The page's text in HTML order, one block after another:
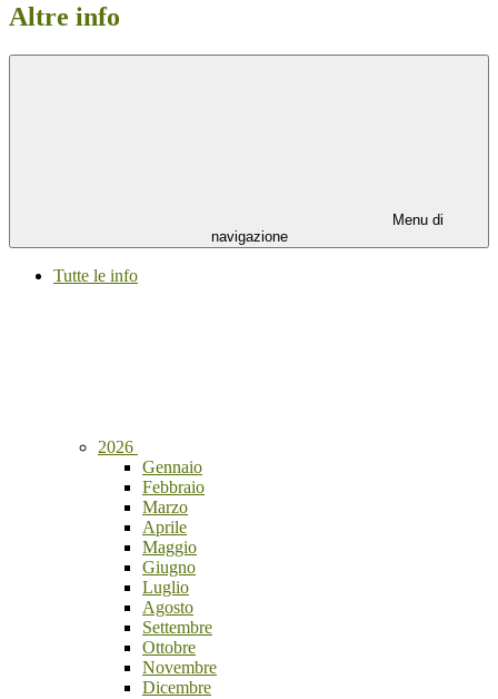
Altre info
Menu di
navigazione
Tutte le info
2026
Gennaio
Febbraio
Marzo
Aprile
Maggio
Giugno
Luglio
Agosto
Settembre
Ottobre
Novembre
Dicembre